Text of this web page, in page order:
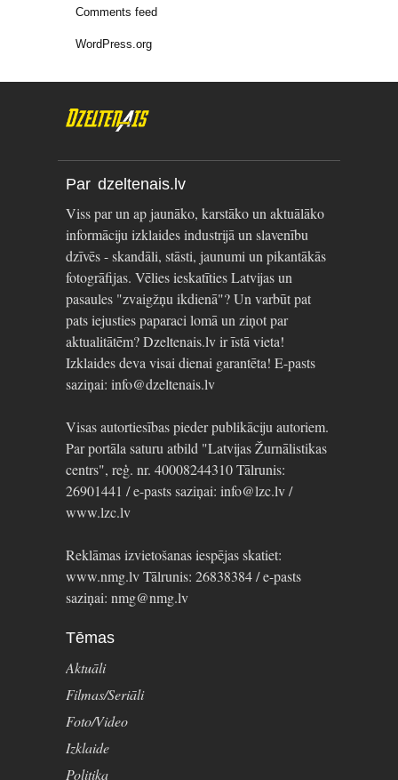
Comments feed
WordPress.org
Par dzeltenais.lv
Viss par un ap jaunāko, karstāko un aktuālāko
informāciju izklaides industrijā un slavenību
dzīvēs - skandāli, stāsti, jaunumi un pikantākās
fotogrāfijas. Vēlies ieskatīties Latvijas un
pasaules "zvaigžņu ikdienā"? Un varbūt pat
pats iejusties paparaci lomā un ziņot par
aktualitātēm? Dzeltenais.lv ir īstā vieta!
Izklaides deva visai dienai garantēta! E-pasts
saziņai: info@dzeltenais.lv
Visas autortiesības pieder publikāciju autoriem.
Par portāla saturu atbild "Latvijas Žurnālistikas
centrs", reģ. nr. 40008244310 Tālrunis:
26901441 / e-pasts saziņai: info@lzc.lv /
www.lzc.lv
Reklāmas izvietošanas iespējas skatiet:
www.nmg.lv Tālrunis: 26838384 / e-pasts
saziņai: nmg@nmg.lv
Tēmas
Aktuāli
Filmas/Seriāli
Foto/Video
Izklaide
Politika